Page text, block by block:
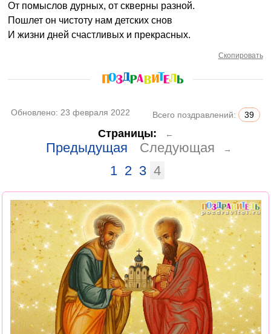
От помыслов дурных, от скверны разной.
Пошлет он чистоту нам детских снов
И жизни дней счастливых и прекрасных.
Скопировать
Обновлено: 23 февраля 2022 Всего поздравлений: 39
Страницы: ←
Предыдущая Следующая →
1 2 3 4